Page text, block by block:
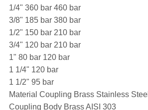
1/4" 360 bar 460 bar
3/8" 185 bar 380 bar
1/2" 150 bar 210 bar
3/4" 120 bar 210 bar
1" 80 bar 120 bar
1 1/4" 120 bar
1 1/2" 95 bar
Material Coupling Brass Stainless Steel
Coupling Body Brass AISI 303